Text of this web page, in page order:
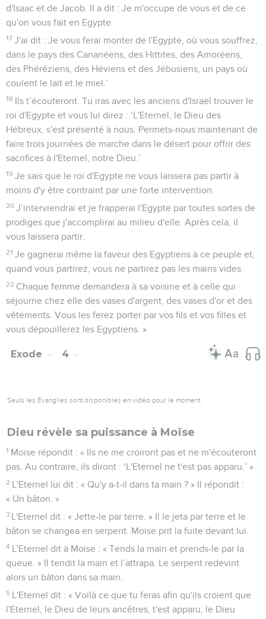
s'ils me demandent quel est son nom, que leur répondrai-
je ? »
14
Dieu dit à Moïse : « Je suis celui qui suis. » Et il ajouta :
« Voici ce que tu diras aux Israélites : ‘Je suis m'a envoyé
vers vous.’ »
15 Dieu dit encore à Moïse : « Voici ce que tu diras aux
Israélites : ‘L'Eternel, le Dieu de vos ancêtres, le Dieu
d'Abraham, le Dieu d'Isaac et le Dieu de Jacob, m'envoie
vers vous.’Tel est mon nom pour toujours, tel est le nom
sous lequel on fera appel à moi de génération en génération.
16 Va rassembler les anciens d'Israël et dis-leur : ‘L'Eternel, le
Dieu de vos ancêtres, m'est apparu, le Dieu d'Abraham,
d'Isaac et de Jacob. Il a dit : Je m'occupe de vous et de ce
qu'on vous fait en Egypte.
J'ai dit : Je vous ferai monter de l'Egypte, où vous souffrez,
dans le pays des Cananéens, des Hittites, des Amoréens,
des Phéréziens, des Héviens et des Jébusiens, un pays où
coulent le lait et le miel.’
roi d'Egypte et vous lui direz : ‘L'Eternel, le Dieu des
Hébreux, s'est présenté à nous. Permets-nous maintenant de
faire trois journées de marche dans le désert pour offrir des
sacrifices à l'Eternel, notre Dieu.’
19 Je sais que le roi d'Egypte ne vous laissera pas partir à
prodiges que j'accomplirai au milieu d'elle. Après cela, il
21 Je gagnerai même la faveur des Egyptiens à ce peuple et,
quand vous partirez, vous ne partirez pas les mains vides.
22 Chaque femme demandera à sa voisine et à celle qui
séjourne chez elle des vases d'argent, des vases d'or et des
vêtements. Vous les ferez porter par vos fils et vos filles et
Exode 4
Seuls les Évangiles sont disponibles en vidéo pour le moment.
Dieu révèle sa puissance à Moïse